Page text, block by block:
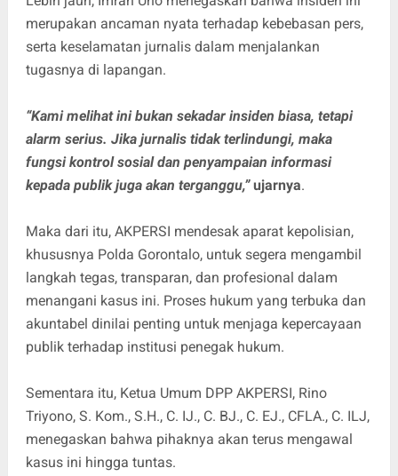
merupakan ancaman nyata terhadap kebebasan pers,
serta keselamatan jurnalis dalam menjalankan
tugasnya di lapangan.
“Kami melihat ini bukan sekadar insiden biasa, tetapi
alarm serius. Jika jurnalis tidak terlindungi, maka
fungsi kontrol sosial dan penyampaian informasi
kepada publik juga akan terganggu,”ujarnya.
Maka dari itu, AKPERSI mendesak aparat kepolisian,
khususnya Polda Gorontalo, untuk segera mengambil
langkah tegas, transparan, dan profesional dalam
menangani kasus ini. Proses hukum yang terbuka dan
akuntabel dinilai penting untuk menjaga kepercayaan
publik terhadap institusi penegak hukum.
Sementara itu, Ketua Umum DPP AKPERSI, Rino
Triyono, S. Kom., S.H., C. IJ., C. BJ., C. EJ., CFLA., C. ILJ,
menegaskan bahwa pihaknya akan terus mengawal
kasus ini hingga tuntas.